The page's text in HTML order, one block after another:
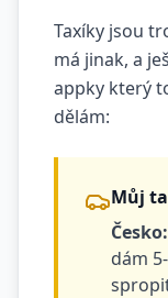
Taxíky jsou
má jinak, a
appky který
dělám:
Můj
Česko:
dám